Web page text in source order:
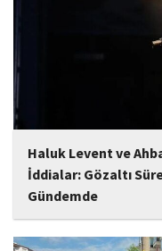
çalışmalarına göre daha
Haluk Levent ve
İddialar: Gözaltı
Gündemde
İstanbul Cumhuriyet
Levent ile kurucusu